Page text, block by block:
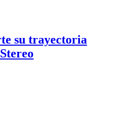
su trayectoria